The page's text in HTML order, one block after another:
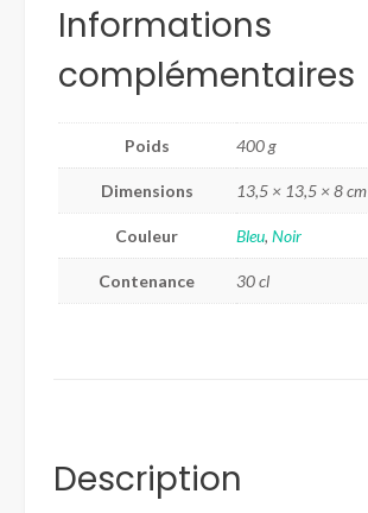
Informations
complémentaires
Poids 400 g
Dimensions 13,5 × 13,5 × 8 cm
Couleur Bleu, Noir
Contenance 30 cl
Description